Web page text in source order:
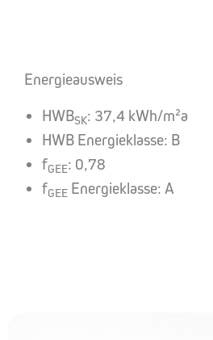
Energieausweis
HWBSK: 37,4 kWh/m²a
HWB Energieklasse: B
fGEE: 0,78
fGEE Energieklasse: A